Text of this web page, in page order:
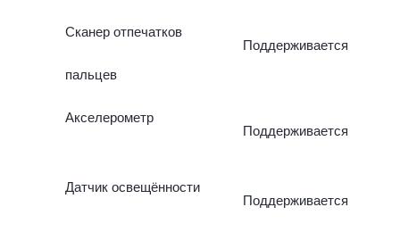
Сканер отпечатков
пальцев
Поддерживается
Акселерометр
Поддерживается
Датчик освещённости
Поддерживается